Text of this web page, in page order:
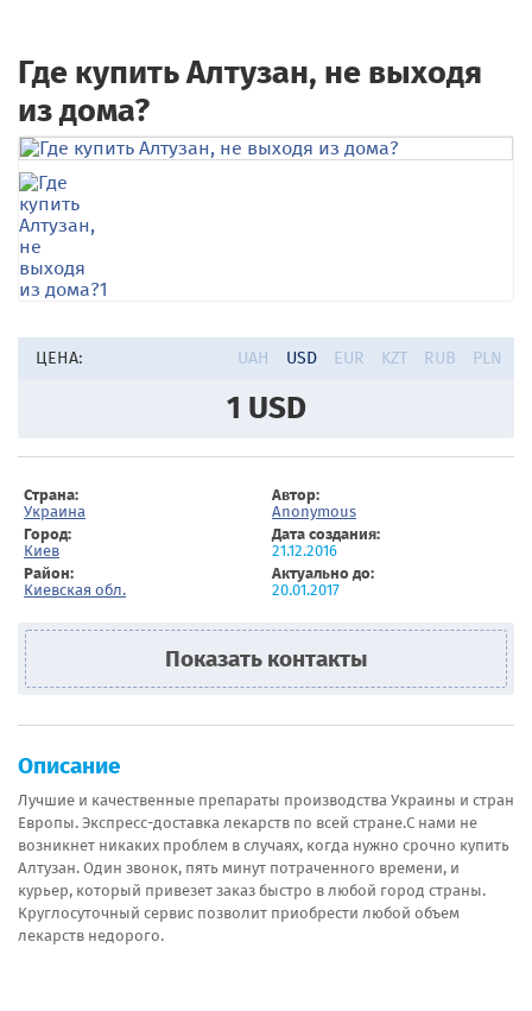
Где купить Алтузан, не выходя
из дома?
ЦЕНА: UAH USD EUR KZT RUB PLN
1 USD
Страна:
Украина
Автор:
Anonymous
Город:
Киев
Дата создания:
21.12.2016
Район:
Киевская обл.
Актуально до:
20.01.2017
Показать контакты
Описание
Лучшие и качественные препараты производства Украины и стран
Европы. Экспресс-доставка лекарств по всей стране.С нами не
возникнет никаких проблем в случаях, когда нужно срочно купить
Алтузан. Один звонок, пять минут потраченного времени, и
курьер, который привезет заказ быстро в любой город страны.
Круглосуточный сервис позволит приобрести любой объем
лекарств недорого.